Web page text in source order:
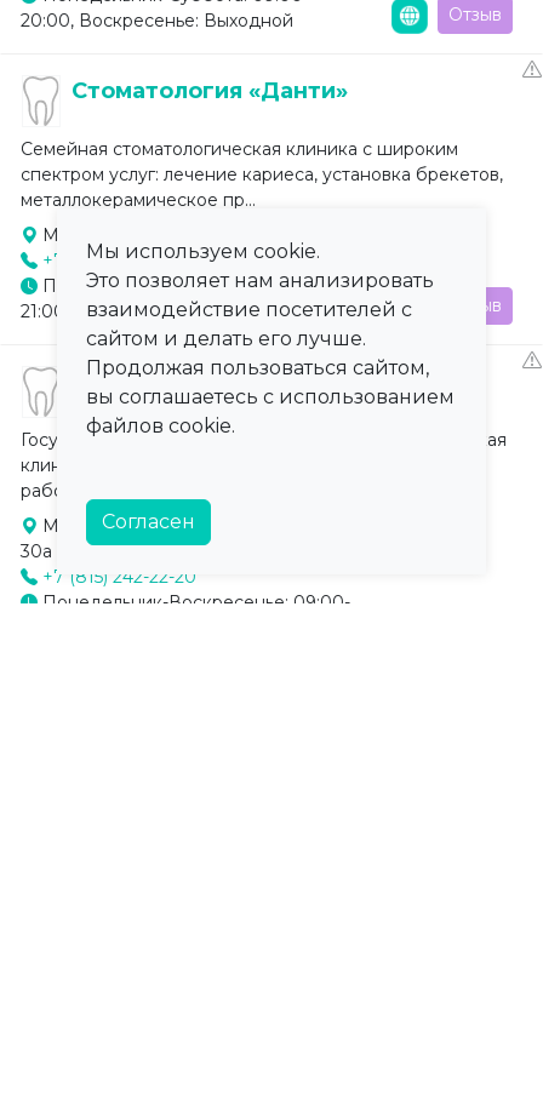
20:00, Воскресенье: Выходной
Отзыв
Стоматология «Данти»
Семейная стоматологическая клиника с широким
спектром услуг: лечение кариеса, установка брекетов,
металлокерамическое пр...
Мурманск, ул. Челюскинцев, д. 9
+7 (815) 242-32-93
Понедельник-Воскресенье: 09:00-
21:00
Отзыв
Стоматология «Денталайн»
Государственная многопрофильная стоматологическая
клиника с опытными специалистами. В клинике
работают врачи первой кате...
Мурманск, ул. Карла Либкнехта, д.
30а
+7 (815) 242-22-20
Понедельник-Воскресенье: 09:00-
Мы используем cookie.
Это позволяет нам анализировать
взаимодействие посетителей с
сайтом и делать его лучше.
Продолжая пользоваться сайтом,
вы соглашаетесь с использованием
файлов cookie.
Согласен